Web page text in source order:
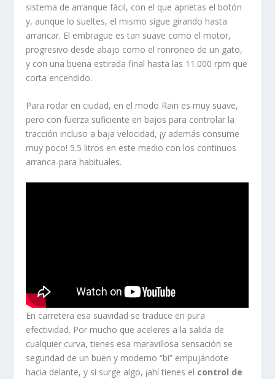
sistema de arranque fácil, con el que aprietas el botón
y, aunque lo sueltes, el mismo sigue girando hasta
arrancar. El embrague es tan suave como el motor,
progresivo desde abajo como el ronroneo de un gato,
y con una buena estirada final hasta las 11.000 rpm que
corta encendido.
Para rodar en ciudad, en el modo Rain es muy suave,
pero con fuerza suficiente en bajos para controlar la
tracción incluso a baja velocidad, ¡y además consume
muy poco! 5.5 litros en este medio con los continuos
arranca-para habituales.
En carretera esa suavidad se traduce en pura
efectividad. Por mucho que aceleres a la salida de
cualquier curva, tienes esa maravillosa sensación se
seguridad de un buen y moderno “bi” empujándote
hacia delante, y si surge algo, ¡ahí tienes el control de